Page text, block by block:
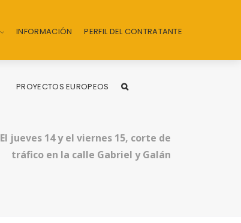
INFORMACIÓN PERFIL DEL CONTRATANTE
PROYECTOS EUROPEOS
El jueves 14 y el viernes 15, corte de
tráfico en la calle Gabriel y Galán